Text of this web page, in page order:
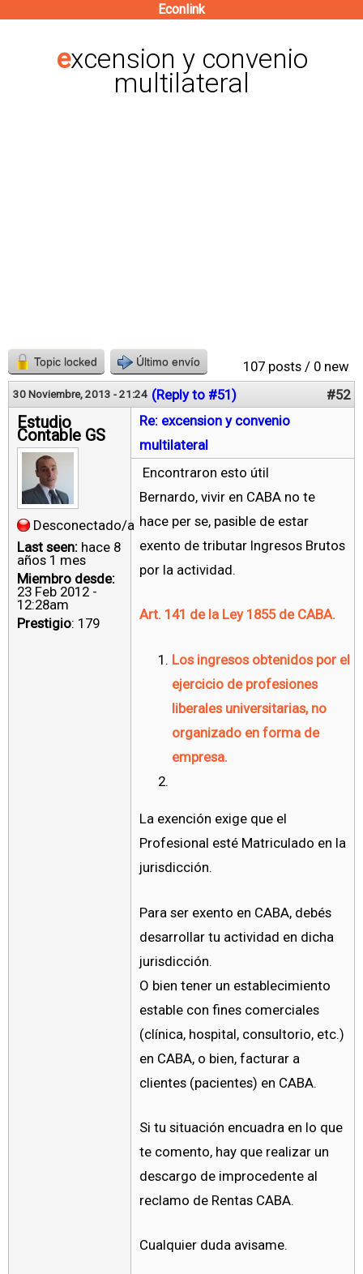
contenido
principal
Econlink
excension y convenio
multilateral
107 posts / 0 new
Topic locked Último envío
30 Noviembre, 2013 - 21:24 (Reply to #51) #52
Estudio
Contable GS
Desconectado/a
Last seen: hace 8
años 1 mes
Miembro desde:
23 Feb 2012 -
12:28am
Prestigio: 179
Re: excension y convenio
multilateral
Encontraron esto útil
Bernardo, vivir en CABA no te
hace per se, pasible de estar
exento de tributar Ingresos Brutos
por la actividad.
Art. 141 de la Ley 1855 de CABA.
Los ingresos obtenidos por el
ejercicio de profesiones
liberales universitarias, no
organizado en forma de
empresa.
La exención exige que el
Profesional esté Matriculado en la
jurisdicción.
Para ser exento en CABA, debés
desarrollar tu actividad en dicha
jurisdicción.
O bien tener un establecimiento
estable con fines comerciales
(clínica, hospital, consultorio, etc.)
en CABA, o bien, facturar a
clientes (pacientes) en CABA.
Si tu situación encuadra en lo que
te comento, hay que realizar un
descargo de improcedente al
reclamo de Rentas CABA.
Cualquier duda avisame.